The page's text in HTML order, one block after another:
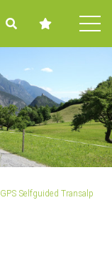
GPS Selfguided Transalp